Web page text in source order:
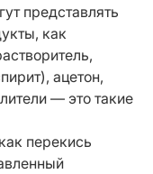
представлять
как
ацетон,
— это такие
перекись